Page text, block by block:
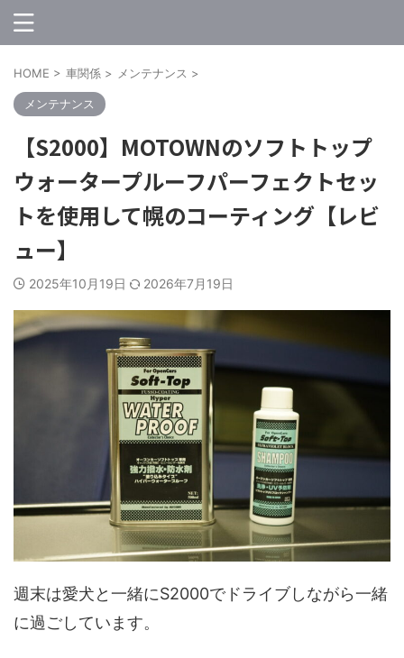
HOME > 車関係 > メンテナンス >
メンテナンス
【S2000】MOTOWNのソフトトップ
ウォータープルーフパーフェクトセッ
トを使用して幌のコーティング【レビ
ュー】
2025年10月19日 2026年7月19日
週末は愛犬と一緒にS2000でドライブしながら一緒
に過ごしています。